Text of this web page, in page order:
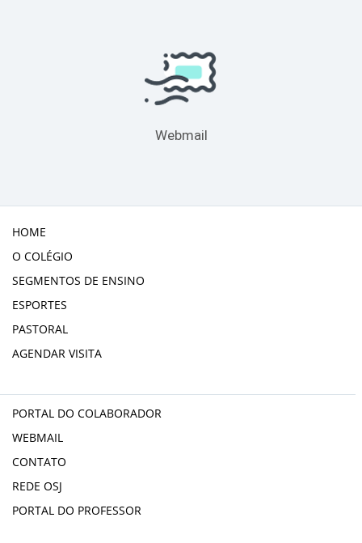
Webmail
HOME
O COLÉGIO
SEGMENTOS DE ENSINO
ESPORTES
PASTORAL
AGENDAR VISITA
PORTAL DO COLABORADOR
WEBMAIL
CONTATO
REDE OSJ
PORTAL DO PROFESSOR